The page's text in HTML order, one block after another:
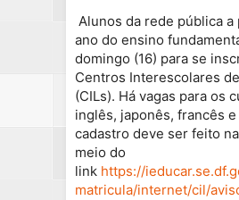
Alunos da rede pública a
ano do ensino
domingo (16) para se
Centros Interescolares
(CILs). Há vagas para os
inglês, japonês, francês
cadastro deve ser feito
meio do
link https://
matricula/internet/cil/